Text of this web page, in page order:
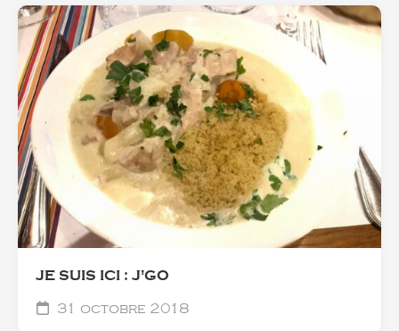
JE SUIS ICI : J'GO
31 octobre 2018